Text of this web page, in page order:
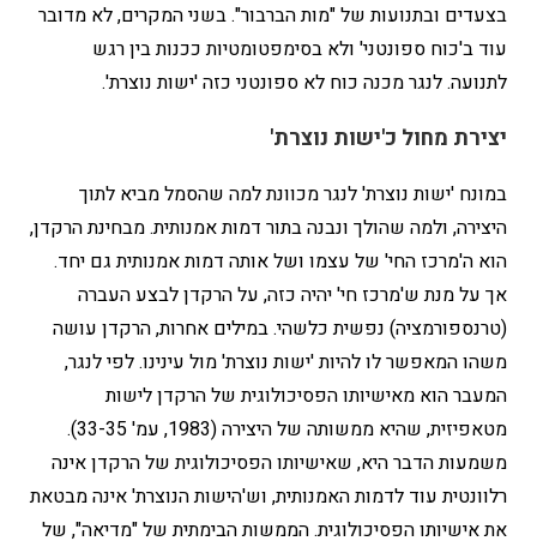
בצעדים ובתנועות של "מות הברבור". בשני המקרים, לא מדובר
עוד ב'כוח ספונטני' ולא בסימפטומטיות ככנות בין רגש
לתנועה. לנגר מכנה כוח לא ספונטני כזה 'ישות נוצרת'.
יצירת מחול כ'ישות נוצרת'
במונח 'ישות נוצרת' לנגר מכוונת למה שהסמל מביא לתוך
היצירה, ולמה שהולך ונבנה בתור דמות אמנותית. מבחינת הרקדן,
הוא ה'מרכז החי' של עצמו ושל אותה דמות אמנותית גם יחד.
אך על מנת ש'מרכז חי' יהיה כזה, על הרקדן לבצע העברה
(טרנספורמציה) נפשית כלשהי. במילים אחרות, הרקדן עושה
משהו המאפשר לו להיות 'ישות נוצרת' מול עינינו. לפי לנגר,
המעבר הוא מאישיותו הפסיכולוגית של הרקדן לישות
מטאפיזית, שהיא ממשותה של היצירה (1983, עמ' 33-35).
משמעות הדבר היא, שאישיותו הפסיכולוגית של הרקדן אינה
רלוונטית עוד לדמות האמנותית, וש'הישות הנוצרת' אינה מבטאת
את אישיותו הפסיכולוגית. הממשות הבימתית של "מדיאה", של